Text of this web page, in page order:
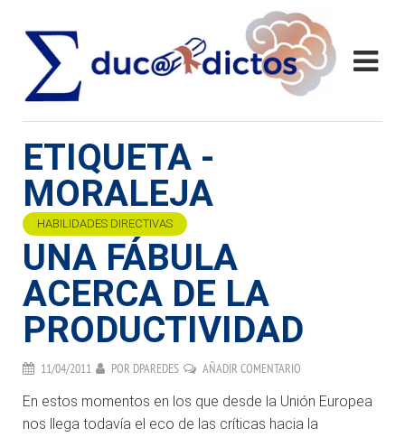
ETIQUETA -
MORALEJA
HABILIDADES DIRECTIVAS
UNA FÁBULA
ACERCA DE LA
PRODUCTIVIDAD
11/04/2011 POR DPAREDES AÑADIR COMENTARIO
En estos momentos en los que desde la Unión Europea
nos llega todavía el eco de las críticas hacia la